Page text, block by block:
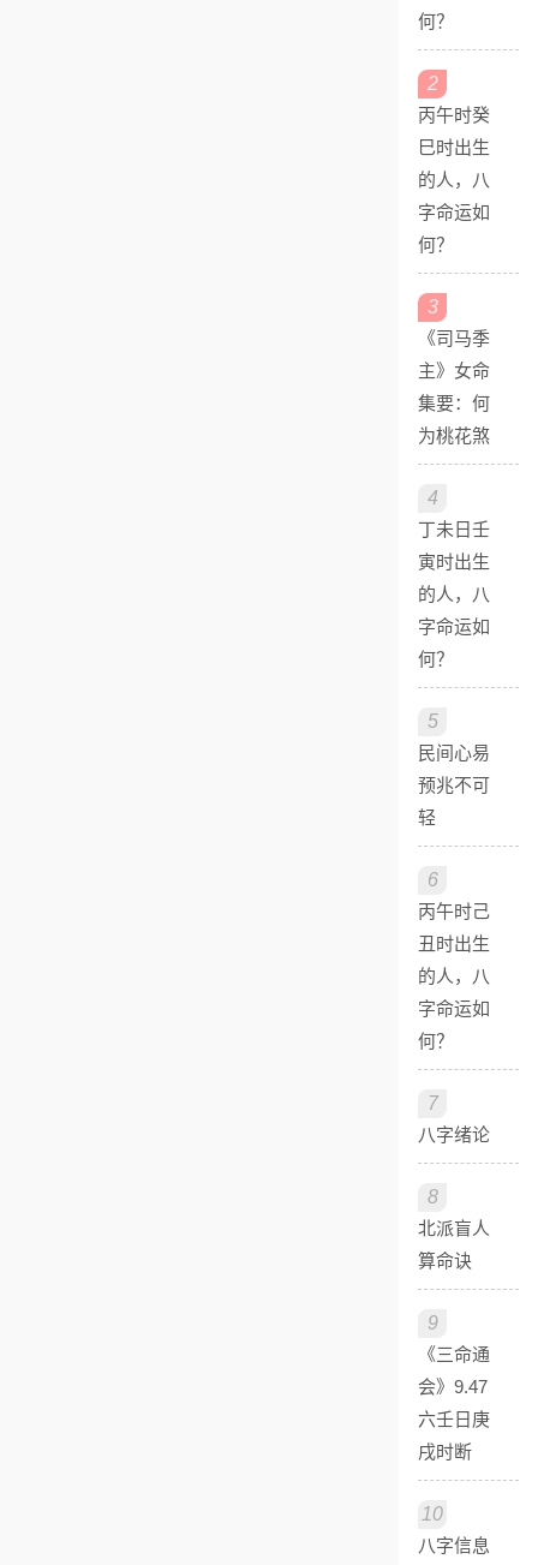
何？
2
丙午时癸
巳时出生
的人，八
字命运如
何？
3
《司马季
主》女命
集要：何
为桃花煞
4
丁未日壬
寅时出生
的人，八
字命运如
何？
5
民间心易
预兆不可
轻
6
丙午时己
丑时出生
的人，八
字命运如
何？
7
八字绪论
8
北派盲人
算命诀
9
《三命通
会》9.47
六壬日庚
戌时断
10
八字信息